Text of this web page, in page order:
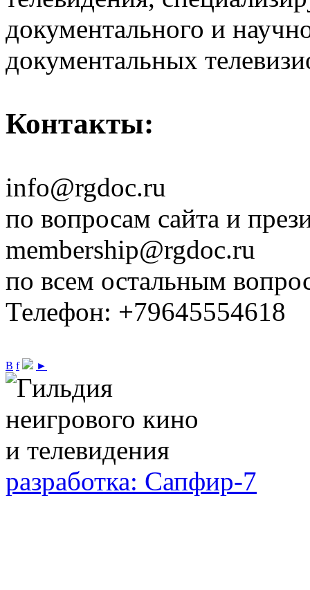
документального и
документальных
Контакты:
info@rgdoc.ru
по вопросам сайта и
membership@rgdoc.ru
по всем остальным
Телефон: +79645554618
В f ►
разработка: Сапфир-7